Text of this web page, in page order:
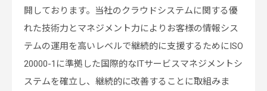
開しております。当社のクラウドシステムに関する優
れた技術力とマネジメント力によりお客様の情報シス
テムの運用を高いレベルで継続的に支援するためにISO
20000-1に準拠した国際的なITサービスマネジメントシ
ステムを確立し、継続的に改善することに取組みま